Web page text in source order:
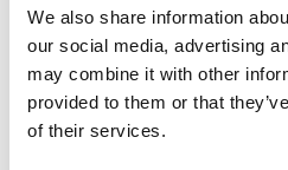
We also share information
our social media, advertising
may combine it with other
provided to them or that
of their services.
6 sport
Nagy hangsúly a